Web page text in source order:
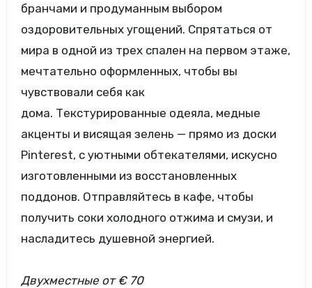
бранчами и продуманным выбором
оздоровительных угощений. Спрятаться от
мира в одной из трех спален на первом этаже,
мечтательно оформленных, чтобы вы
чувствовали себя как
дома. Текстурированные одеяла, медные
акценты и висящая зелень — прямо из доски
Pinterest, с уютными обтекателями, искусно
изготовленными из восстановленных
поддонов. Отправляйтесь в кафе, чтобы
получить соки холодного отжима и смузи, и
насладитесь душевной энергией.
Двухместные от € 70